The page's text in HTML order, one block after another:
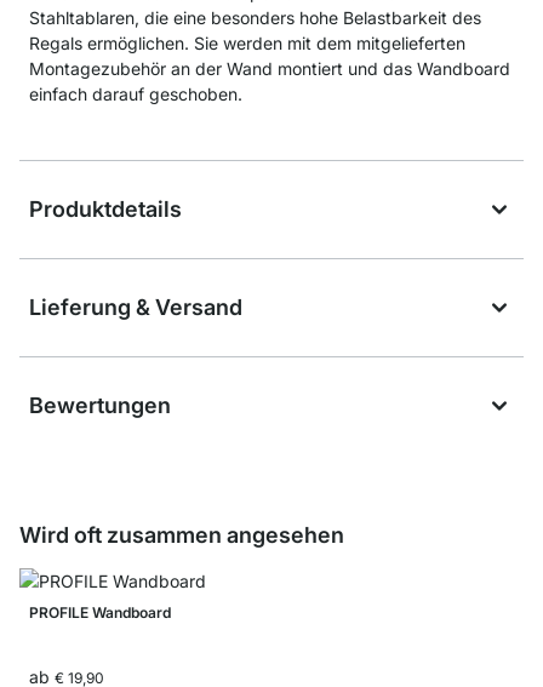
Stahltablaren, die eine besonders hohe Belastbarkeit des
Regals ermöglichen. Sie werden mit dem mitgelieferten
Montagezubehör an der Wand montiert und das Wandboard
einfach darauf geschoben.
Produktdetails
Lieferung & Versand
Bewertungen
Wird oft zusammen angesehen
PROFILE Wandboard
ab € 19,90